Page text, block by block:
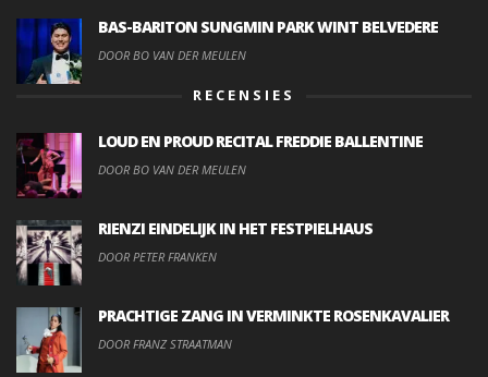
BAS-BARITON SUNGMIN PARK WINT BELVEDERE
DOOR BO VAN DER MEULEN
RECENSIES
LOUD EN PROUD RECITAL FREDDIE BALLENTINE
DOOR BO VAN DER MEULEN
RIENZI EINDELIJK IN HET FESTPIELHAUS
DOOR PETER FRANKEN
PRACHTIGE ZANG IN VERMINKTE ROSENKAVALIER
DOOR FRANZ STRAATMAN